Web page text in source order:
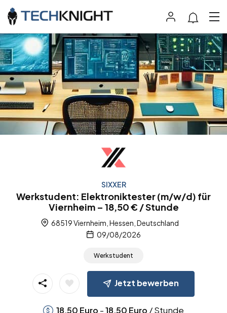
SIXXER
Werkstudent: Elektroniktester (m/w/d) für
Viernheim – 18,50 € / Stunde
68519 Viernheim, Hessen, Deutschland
09/08/2026
Werkstudent
Jetzt bewerben
18,50 Euro -18,50 Euro / Stunde